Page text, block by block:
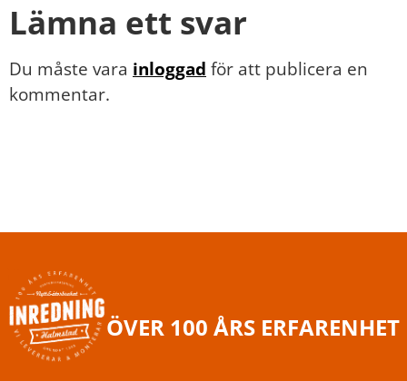
Lämna ett svar
Du måste vara inloggad för att publicera en
kommentar.
ÖVER 100 ÅRS ERFARENHET